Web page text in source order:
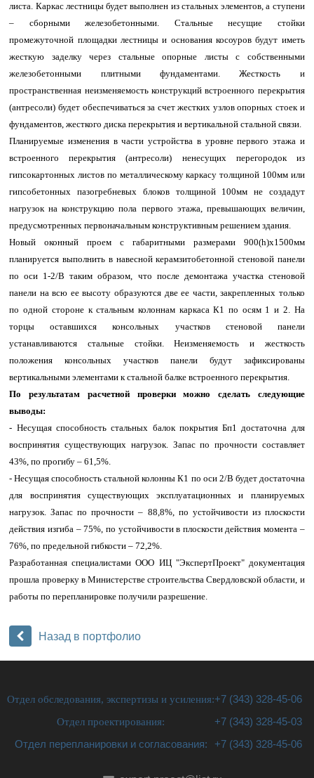
листа. Каркас лестницы будет выполнен из стальных элементов, а ступени
– сборными железобетонными. Стальные несущие стойки
промежуточной площадки лестницы и основания косоуров будут иметь
жесткую заделку через стальные опорные листы с собственными
железобетонными плитными фундаментами. Жесткость и
пространственная неизменяемость конструкций встроенного перекрытия
(антресоли) будет обеспечиваться за счет жестких узлов опорных стоек и
фундаментов, жесткого диска перекрытия и вертикальной стальной связи.
Планируемые изменения в части устройства в уровне первого этажа и
встроенного перекрытия (антресоли) ненесущих перегородок из
гипсокартонных листов по металлическому каркасу толщиной 100мм или
гипсобетонных пазогребневых блоков толщиной 100мм не создадут
нагрузок на конструкцию пола первого этажа, превышающих величин,
предусмотренных первоначальным конструктивным решением здания.
Новый оконный проем с габаритными размерами 900(h)х1500мм
планируется выполнить в навесной керамзитобетонной стеновой панели
по оси 1-2/В таким образом, что после демонтажа участка стеновой
панели на всю ее высоту образуются две ее части, закрепленных только
по одной стороне к стальным колоннам каркаса К1 по осям 1 и 2. На
торцы оставшихся консольных участков стеновой панели
устанавливаются стальные стойки. Неизменяемость и жесткость
положения консольных участков панели будут зафиксированы
вертикальными элементами к стальной балке встроенного перекрытия.
По результатам расчетной проверки можно сделать следующие
выводы:
- Несущая способность стальных балок покрытия Бп1 достаточна для
воспринятия существующих нагрузок. Запас по прочности составляет
43%, по прогибу – 61,5%.
- Несущая способность стальной колонны К1 по оси 2/В будет достаточна
для воспринятия существующих эксплуатационных и планируемых
нагрузок. Запас по прочности – 88,8%, по устойчивости из плоскости
действия изгиба – 75%, по устойчивости в плоскости действия момента –
76%, по предельной гибкости – 72,2%.
Разработанная специалистами ООО ИЦ "ЭкспертПроект" документация
прошла проверку в Министерстве строительства Свердловской области, и
работы по перепланировке получили разрешение.
Назад в портфолио
Отдел обследования, экспертизы и усиления:+7 (343) 328-45-06
Отдел проектирования:
+7 (343) 328-45-03
Отдел перепланировки и согласования:
+7 (343) 328-45-06